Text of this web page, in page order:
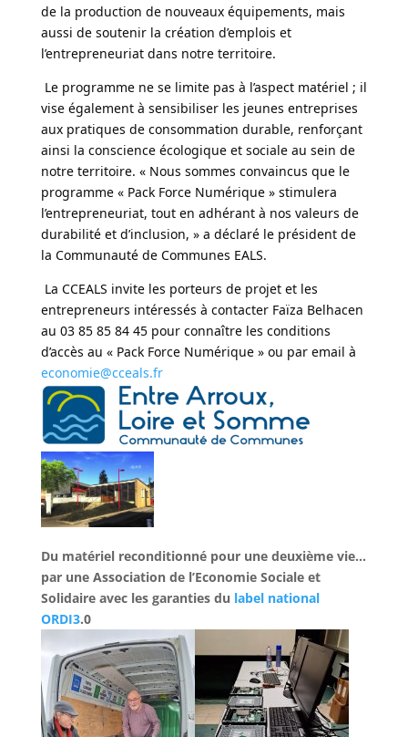
de la production de nouveaux équipements, mais
aussi de soutenir la création d’emplois et
l’entrepreneuriat dans notre territoire.
Le programme ne se limite pas à l’aspect matériel ; il
vise également à sensibiliser les jeunes entreprises
aux pratiques de consommation durable, renforçant
ainsi la conscience écologique et sociale au sein de
notre territoire. « Nous sommes convaincus que le
programme « Pack Force Numérique » stimulera
l’entrepreneuriat, tout en adhérant à nos valeurs de
durabilité et d’inclusion, » a déclaré le président de
la Communauté de Communes EALS.
La CCEALS invite les porteurs de projet et les
entrepreneurs intéressés à contacter Faïza Belhacen
au 03 85 85 84 45 pour connaître les conditions
d’accès au « Pack Force Numérique » ou par email à
economie@cceals.fr
Du matériel reconditionné pour une deuxième vie…
par une Association de l’Economie Sociale et
Solidaire avec les garanties du label national
ORDI3.0